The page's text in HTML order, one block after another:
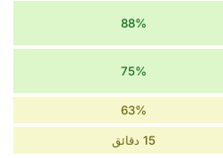
88%
75%
63%
15 دقائق